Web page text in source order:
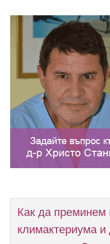
Как да преминем
климактериума